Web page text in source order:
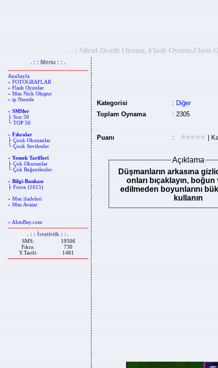
. . : Silent Death Oyunu, Flash Oyunu,Flash
. : : Menu : : .
AnaSayfa
» FOTOGRAFLAR
» Flash Oyunlar
» Msn Nick Oluştur
» ip Nerede
»SMSler
├ Son 50
└ TOP 50
»Fıkralar
├ Çook Okunanlar
└ Çook Sevilenler
»Yemek Tarifleri
├ Çok Okunanlar
└ Çok Beğenilenler
»Bilgi-Bankası
├ Forex (1615)
» Msn ifadeleri
» Msn Avatar
« AhmBay.com
. : : İstatistik : : .
SMS:
19506
Fıkra:
730
Y.Tarifi:
1481
Kategorisi :Diğer
Toplam Oynama
: 2305
Puanı : |
Açıklama
Düşmanların arkasına
onları bıçaklayın,
edilmeden boyunlarını
kullanın